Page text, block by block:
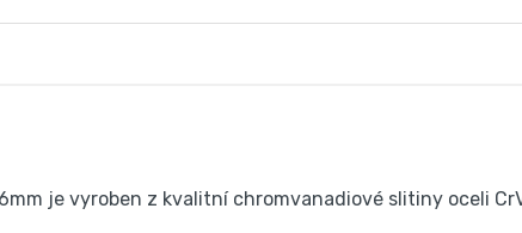
je vyroben z kvalitní chromvanadiové slitiny oceli